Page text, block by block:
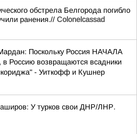
обстрела Белгорода погибло
ранения.// Colonelcassad
Поскольку Россия НАЧАЛА
в Россию возвращаются всадники
- Уиткофф и Кушнер
У турков свои ДНР/ЛНР.